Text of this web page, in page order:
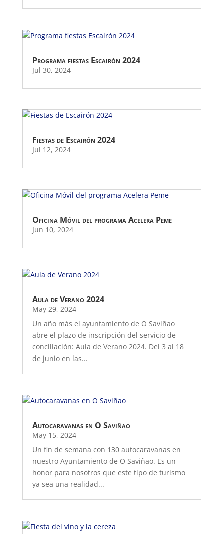
Programa fiestas Escairón 2024
Jul 30, 2024
Fiestas de Escairón 2024
Jul 12, 2024
Oficina Móvil del programa Acelera Peme
Jun 10, 2024
Aula de Verano 2024
May 29, 2024
Un año más el ayuntamiento de O Saviñao
abre el plazo de inscripción del servicio de
conciliación: Aula de Verano 2024. Del 3 al 18
de junio en las...
Autocaravanas en O Saviñao
May 15, 2024
Un fin de semana con 130 autocaravanas en
nuestro Ayuntamiento de O Saviñao. Es un
honor para nosotros que este tipo de turismo
ya sea una realidad...